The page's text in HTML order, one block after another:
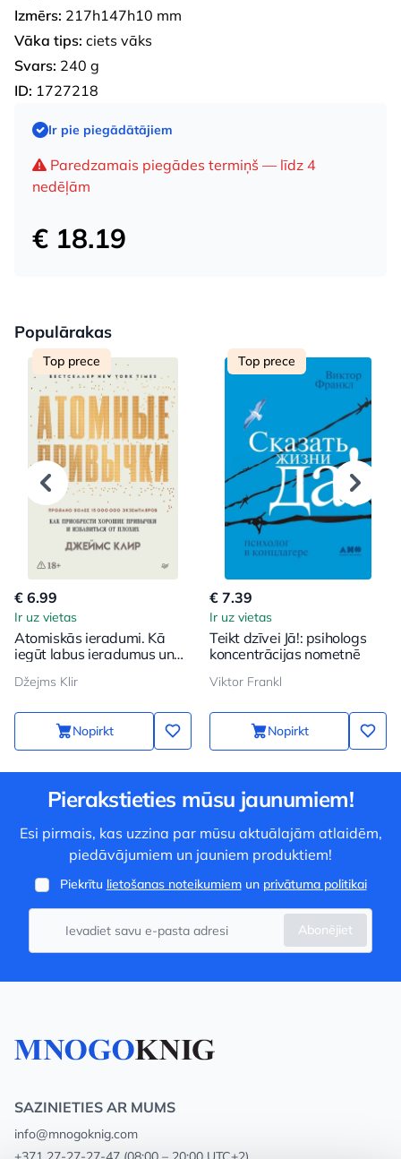
Izmērs: 217h147h10 mm
Vāka tips: ciets vāks
Svars: 240 g
ID: 1727218
Ir pie piegādātājiem
Paredzamais piegādes termiņš — līdz 4
nedēļām
€ 18.19
Populārakas
Top prece
€ 6.99
Ir uz vietas
Atomiskās ieradumi. Kā
iegūt labus ieradumus un
Džejms Klir
Nopirkt
Top prece
€ 7.39
Ir uz vietas
Teikt dzīvei Jā!: psihologs
koncentrācijas nometnē
Viktor Frankl
Nopirkt
Pierakstieties mūsu jaunumiem!
Esi pirmais, kas uzzina par mūsu aktuālajām atlaidēm,
piedāvājumiem un jauniem produktiem!
Piekrītu lietošanas noteikumiemun privātuma politikai
Abonējiet
SAZINIETIES AR MUMS
info@mnogoknig.com